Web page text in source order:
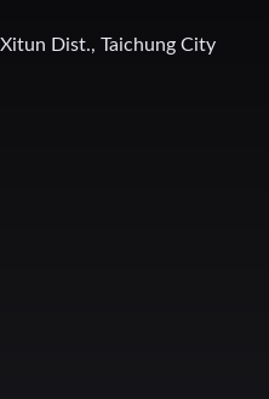
Dist., Taichung City